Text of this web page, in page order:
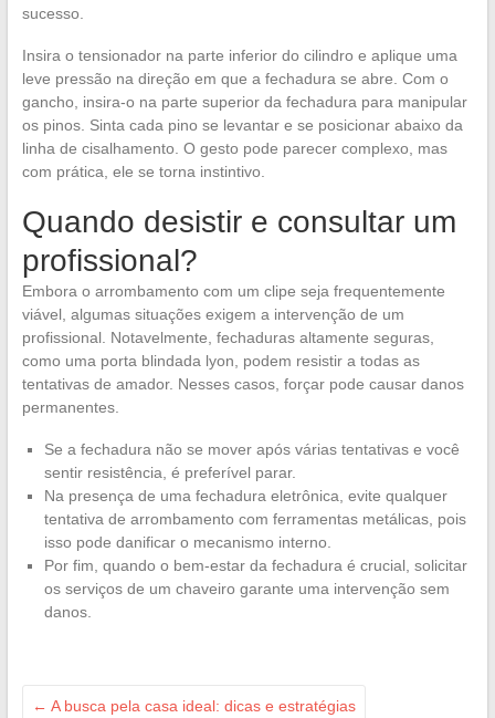
sucesso.
Insira o tensionador na parte inferior do cilindro e aplique uma
leve pressão na direção em que a fechadura se abre. Com o
gancho, insira-o na parte superior da fechadura para manipular
os pinos. Sinta cada pino se levantar e se posicionar abaixo da
linha de cisalhamento. O gesto pode parecer complexo, mas
com prática, ele se torna instintivo.
Quando desistir e consultar um
profissional?
Embora o arrombamento com um clipe seja frequentemente
viável, algumas situações exigem a intervenção de um
profissional. Notavelmente, fechaduras altamente seguras,
como uma porta blindada lyon, podem resistir a todas as
tentativas de amador. Nesses casos, forçar pode causar danos
permanentes.
Se a fechadura não se mover após várias tentativas e você
sentir resistência, é preferível parar.
Na presença de uma fechadura eletrônica, evite qualquer
tentativa de arrombamento com ferramentas metálicas, pois
isso pode danificar o mecanismo interno.
Por fim, quando o bem-estar da fechadura é crucial, solicitar
os serviços de um chaveiro garante uma intervenção sem
danos.
← A busca pela casa ideal: dicas e estratégias